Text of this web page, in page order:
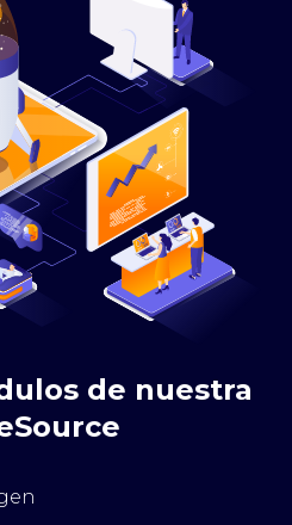
de nuestra